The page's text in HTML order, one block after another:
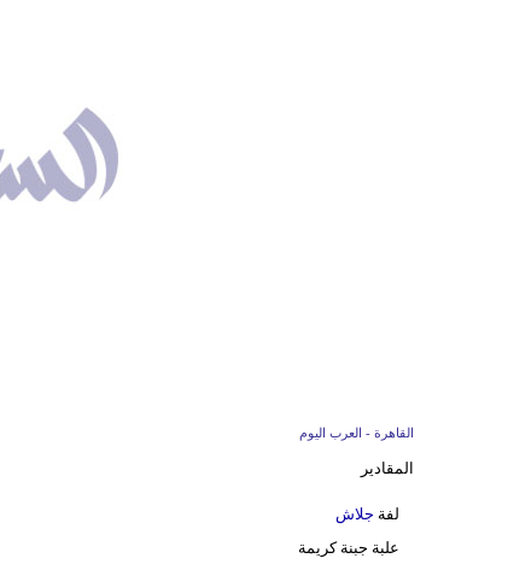
القاهرة - العرب اليوم
المقادير
لفة جلاش
علبة جبنة كريمة